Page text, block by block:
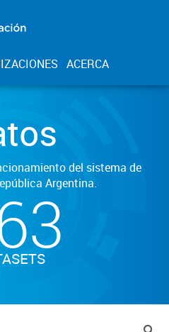
ACERCA
del sistema de
Argentina.